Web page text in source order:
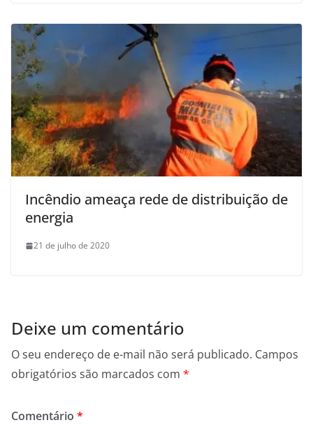
Incêndio ameaça rede de distribuição de
energia
21 de julho de 2020
Deixe um comentário
O seu endereço de e-mail não será publicado. Campos
obrigatórios são marcados com *
Comentário *